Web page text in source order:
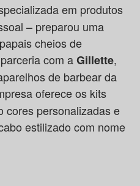
em produtos
– preparou uma
cheios de
com aGillette,
de barbear da
oferece os kits
cores personalizadas e
estilizado com nome